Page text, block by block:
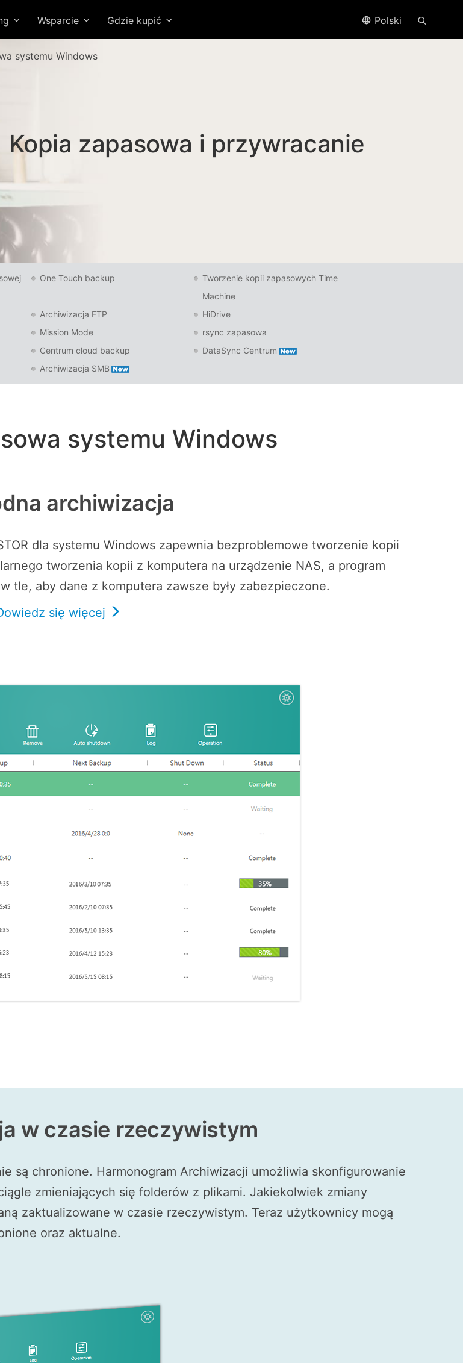
Wsparcie Gdzie kupić Polski
systemu Windows
Kopia zapasowa i przywracanie
One Touch backup
Tworzenie kopii zapasowych Time
Machine
Archiwizacja FTP
HiDrive
Mission Mode
rsync zapasowa
Centrum cloud backup
DataSync Centrum
Archiwizacja SMB
systemu Windows
archiwizacja
dla systemu Windows zapewnia bezproblemowe tworzenie kopii
tworzenia kopii z komputera na urządzenie NAS, a program
tle, aby dane z komputera zawsze były zabezpieczone.
się więcej
w czasie rzeczywistym
są chronione. Harmonogram Archiwizacji umożliwia skonfigurowanie
zmieniających się folderów z plikami. Jakiekolwiek zmiany
zaktualizowane w czasie rzeczywistym. Teraz użytkownicy mogą
oraz aktualne.